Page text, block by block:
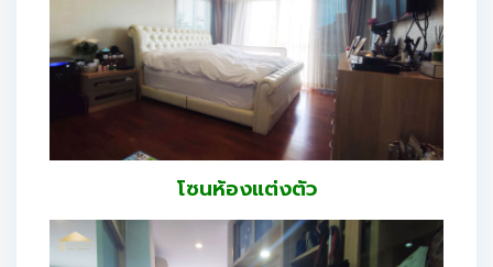
โซนห้องแต่งตัว